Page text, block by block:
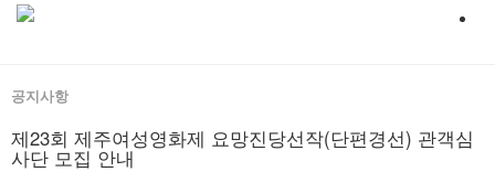
공지사항
제23회 제주여성영화제 요망진당선작(단편경선) 관객심
사단 모집 안내